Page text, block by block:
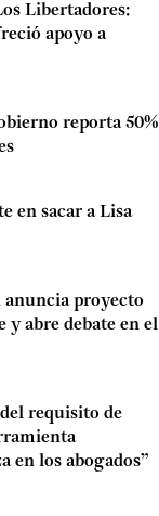
Libertadores:
apoyo a
reporta 50%
en sacar a Lisa
anuncia proyecto
y abre debate en el
requisito de
en los abogados”